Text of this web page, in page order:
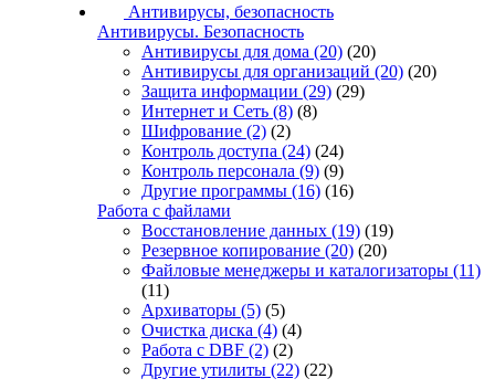
Антивирусы, безопасность
Антивирусы. Безопасность
Антивирусы для дома (20) (20)
Антивирусы для организаций (20) (20)
Защита информации (29) (29)
Интернет и Сеть (8) (8)
Шифрование (2) (2)
Контроль доступа (24) (24)
Контроль персонала (9) (9)
Другие программы (16) (16)
Работа с файлами
Восстановление данных (19) (19)
Резервное копирование (20) (20)
Файловые менеджеры и каталогизаторы (11)
(11)
Архиваторы (5) (5)
Очистка диска (4) (4)
Работа с DBF (2) (2)
Другие утилиты (22) (22)